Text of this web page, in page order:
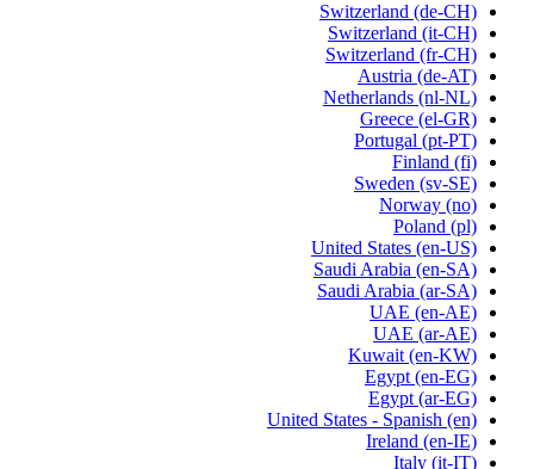
Switzerland (de-CH)
Switzerland (it-CH)
Switzerland (fr-CH)
Austria (de-AT)
Netherlands (nl-NL)
Greece (el-GR)
Portugal (pt-PT)
Finland (fi)
Sweden (sv-SE)
Norway (no)
Poland (pl)
United States (en-US)
Saudi Arabia (en-SA)
Saudi Arabia (ar-SA)
UAE (en-AE)
UAE (ar-AE)
Kuwait (en-KW)
Egypt (en-EG)
Egypt (ar-EG)
United States - Spanish (en)
Ireland (en-IE)
Italy (it-IT)